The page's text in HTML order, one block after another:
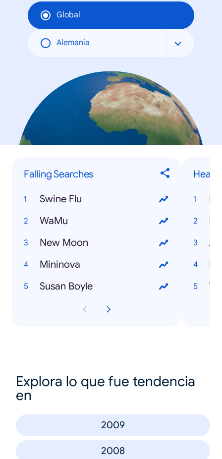
Global
Alemania
Falling Searches
Swine Flu
WaMu
New Moon
Mininova
Susan Boyle
Health
Explora lo que fue tendencia
en
2009
2008